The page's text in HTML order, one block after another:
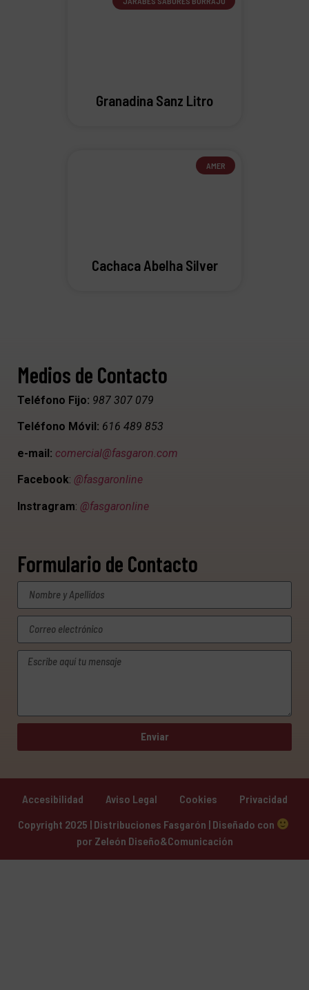
Granadina Sanz Litro
AMER
Cachaca Abelha Silver
Medios de Contacto
Teléfono Fijo: 987 307 079
Teléfono Móvil: 616 489 853
e-mail: comercial@fasgaron.com
Facebook: @fasgaronline
Instragram: @fasgaronline
Enviar
Formulario de Contacto
Copyright 2025 | Distribuciones Fasgarón | Diseñado con
por Zeleón Diseño&Comunicación
Accesibilidad Aviso Legal Cookies Privacidad